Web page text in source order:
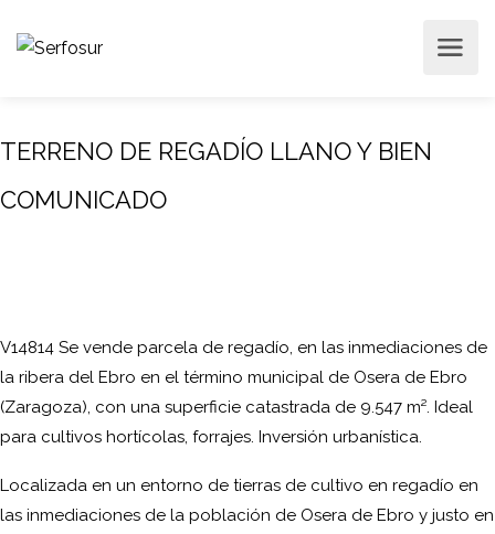
TERRENO DE REGADÍO LLANO Y BIEN
COMUNICADO
V14814 Se vende parcela de regadío, en las inmediaciones de
la ribera del Ebro en el término municipal de Osera de Ebro
(Zaragoza), con una superficie catastrada de 9.547 m². Ideal
para cultivos hortícolas, forrajes. Inversión urbanística.
Localizada en un entorno de tierras de cultivo en regadío en
las inmediaciones de la población de Osera de Ebro y justo en